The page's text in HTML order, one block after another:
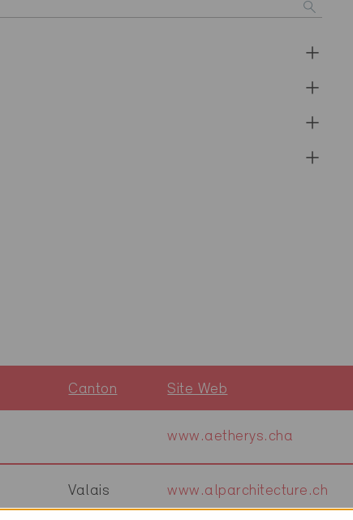
Canton Site Web
www.aetherys.cha
Valais www.alparchitecture.ch